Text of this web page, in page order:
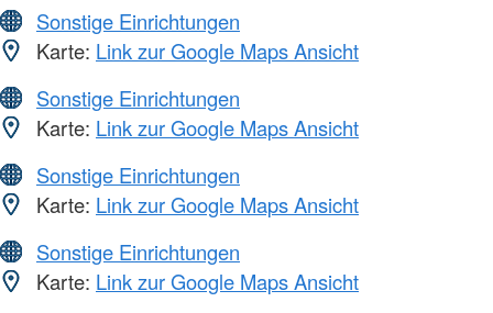
Sonstige Einrichtungen
Karte: Link zur Google Maps Ansicht
Sonstige Einrichtungen
Karte: Link zur Google Maps Ansicht
Sonstige Einrichtungen
Karte: Link zur Google Maps Ansicht
Sonstige Einrichtungen
Karte: Link zur Google Maps Ansicht